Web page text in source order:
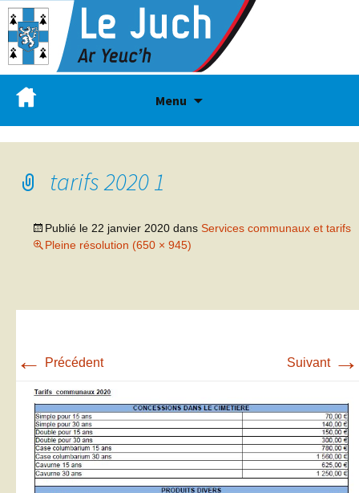
Menu
tarifs 2020 1
Publié le 22 janvier 2020 dans Services communaux et tarifs
Pleine résolution (650 × 945)
← Précédent Suivant →